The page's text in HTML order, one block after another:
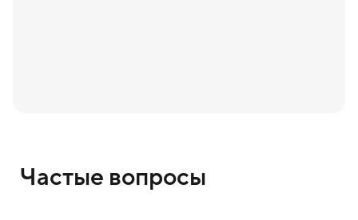
Частые вопросы